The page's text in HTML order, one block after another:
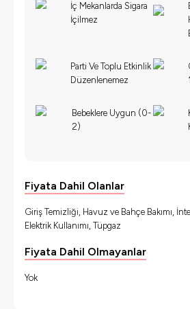
İç Mekanlarda Sigara
İçilmez
Parti Ve Toplu Etkinlik
Düzenlenemez
Bebeklere Uygun (0-
2)
Fiyata Dahil Olanlar
Giriş Temizliği, Havuz ve Bahçe Bakımı,
Elektrik Kullanımı, Tüpgaz
Fiyata Dahil Olmayanlar
Yok